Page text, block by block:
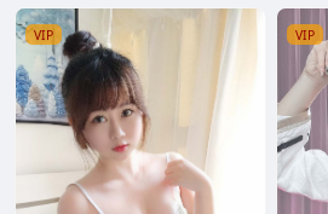
VIP VIP